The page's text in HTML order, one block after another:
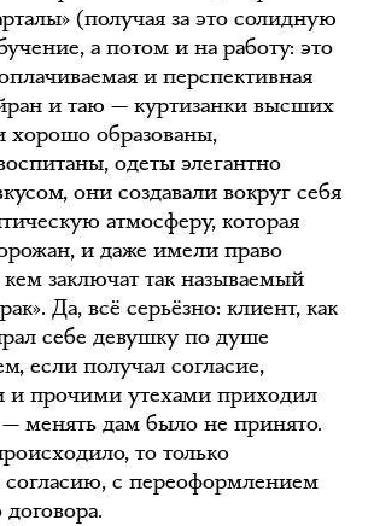
(получая за это солидную
а потом и на работу: это
и перспективная
и таю — куртизанки высших
хорошо образованы,
одеты элегантно
они создавали вокруг себя
атмосферу, которая
и даже имели право
кем заключат так называемый
Да, всё серьёзно: клиент, как
себе девушку по душе
если получал согласие,
и прочими утехами приходил
менять дам было не принято.
то только
с переоформлением
договора.